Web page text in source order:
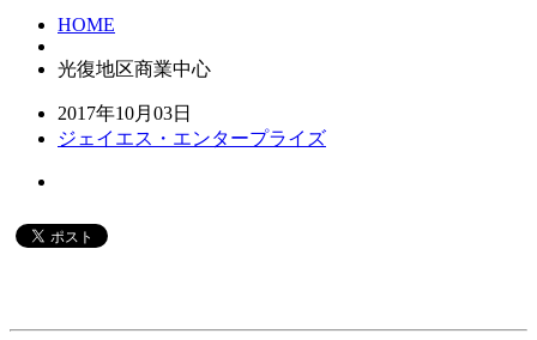
HOME
光復地区商業中心
2017年10月03日
ジェイエス・エンタープライズ